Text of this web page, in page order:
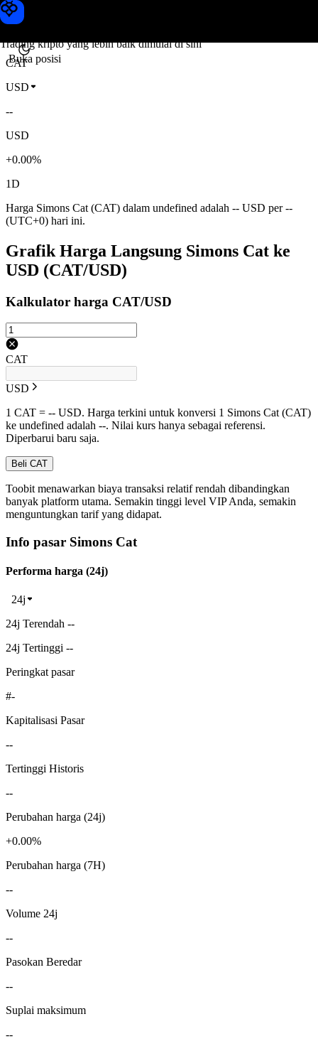
Trading kripto yang lebih baik dimulai di sini
Buka posisi
Harga Simons Cat
CAT
USD
--
USD
+0.00%
1D
Harga Simons Cat (CAT) dalam undefined adalah -- USD per --
(UTC+0) hari ini.
Grafik Harga Langsung Simons Cat ke
USD (CAT/USD)
Kalkulator harga CAT/USD
CAT
USD
1 CAT = -- USD. Harga terkini untuk konversi 1 Simons Cat (CAT)
ke undefined adalah --. Nilai kurs hanya sebagai referensi.
Diperbarui baru saja.
Beli CAT
Toobit menawarkan biaya transaksi relatif rendah dibandingkan
banyak platform utama. Semakin tinggi level VIP Anda, semakin
menguntungkan tarif yang didapat.
Info pasar Simons Cat
Performa harga (24j)
24j
24j Terendah --
24j Tertinggi --
Peringkat pasar
#-
Kapitalisasi Pasar
--
Tertinggi Historis
--
Perubahan harga (24j)
+0.00%
Perubahan harga (7H)
--
Volume 24j
--
Pasokan Beredar
--
Suplai maksimum
--